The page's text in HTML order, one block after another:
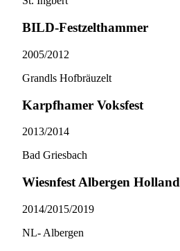
BILD-Festzelthammer
2005/​2012
Grandls Hofbräuzelt
Karpfhamer Voksfest
2013/​2014
Bad Griesbach
Wiesnfest Albergen Holland
2014/​2015/​2019
NL- Albergen